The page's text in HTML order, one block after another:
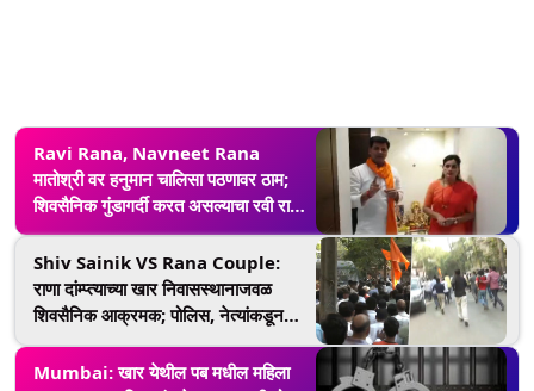
Ravi Rana, Navneet Rana
मातोश्री वर हनुमान चालिसा पठणावर ठाम;
शिवसैनिक गुंडागर्दी करत असल्याचा रवी राणा
यांचा आरोप
Shiv Sainik VS Rana Couple:
राणा दांम्प्त्याच्या खार निवासस्थानाजवळ
शिवसैनिक आक्रमक; पोलिस, नेत्यांकडून
शांततेचं आवाहन
Mumbai: खार येथील पब मधील महिला